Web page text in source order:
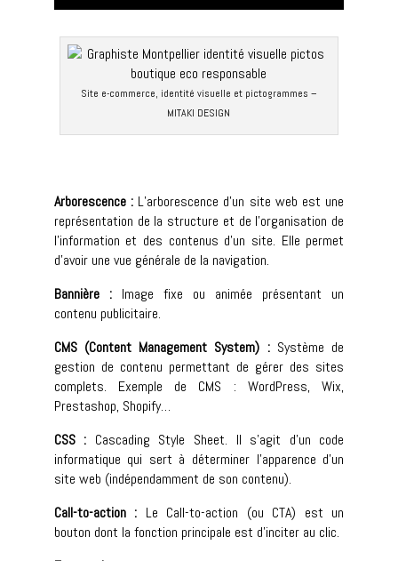
Site e-commerce, identité visuelle et pictogrammes –
MITAKI DESIGN
Arborescence : L’arborescence d’un site web est une
représentation de la structure et de l’organisation de
l’information et des contenus d’un site. Elle permet
d’avoir une vue générale de la navigation.
Bannière :Image fixe ou animée présentant un
contenu publicitaire.
CMS (Content Management System) :Système de
gestion de contenu permettant de gérer des sites
complets. Exemple de CMS : WordPress, Wix,
Prestashop, Shopify…
CSS : Cascading Style Sheet. Il s’agit d’un code
informatique qui sert à déterminer l’apparence d’un
site web (indépendamment de son contenu).
Call-to-action : Le Call-to-action (ou CTA) est un
bouton dont la fonction principale est d’inciter au clic.